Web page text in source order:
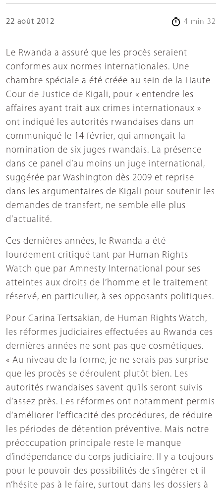
22 août 2012 4 min 32
Le Rwanda a assuré que les procès seraient
conformes aux normes internationales. Une
chambre spéciale a été créée au sein de la Haute
Cour de Justice de Kigali, pour « entendre les
affaires ayant trait aux crimes internationaux »
ont indiqué les autorités rwandaises dans un
communiqué le 14 février, qui annonçait la
nomination de six juges rwandais. La présence
dans ce panel d’au moins un juge international,
suggérée par Washington dès 2009 et reprise
dans les argumentaires de Kigali pour soutenir les
demandes de transfert, ne semble elle plus
d’actualité.
Ces dernières années, le Rwanda a été
lourdement critiqué tant par Human Rights
Watch que par Amnesty International pour ses
atteintes aux droits de l’homme et le traitement
réservé, en particulier, à ses opposants politiques.
Pour Carina Tertsakian, de Human Rights Watch,
les réformes judiciaires effectuées au Rwanda ces
dernières années ne sont pas que cosmétiques.
« Au niveau de la forme, je ne serais pas surprise
que les procès se déroulent plutôt bien. Les
autorités rwandaises savent qu’ils seront suivis
d’assez près. Les réformes ont notamment permis
d’améliorer l’efficacité des procédures, de réduire
les périodes de détention préventive. Mais notre
préoccupation principale reste le manque
d’indépendance du corps judiciaire. Il y a toujours
pour le pouvoir des possibilités de s’ingérer et il
n’hésite pas à le faire, surtout dans les dossiers à